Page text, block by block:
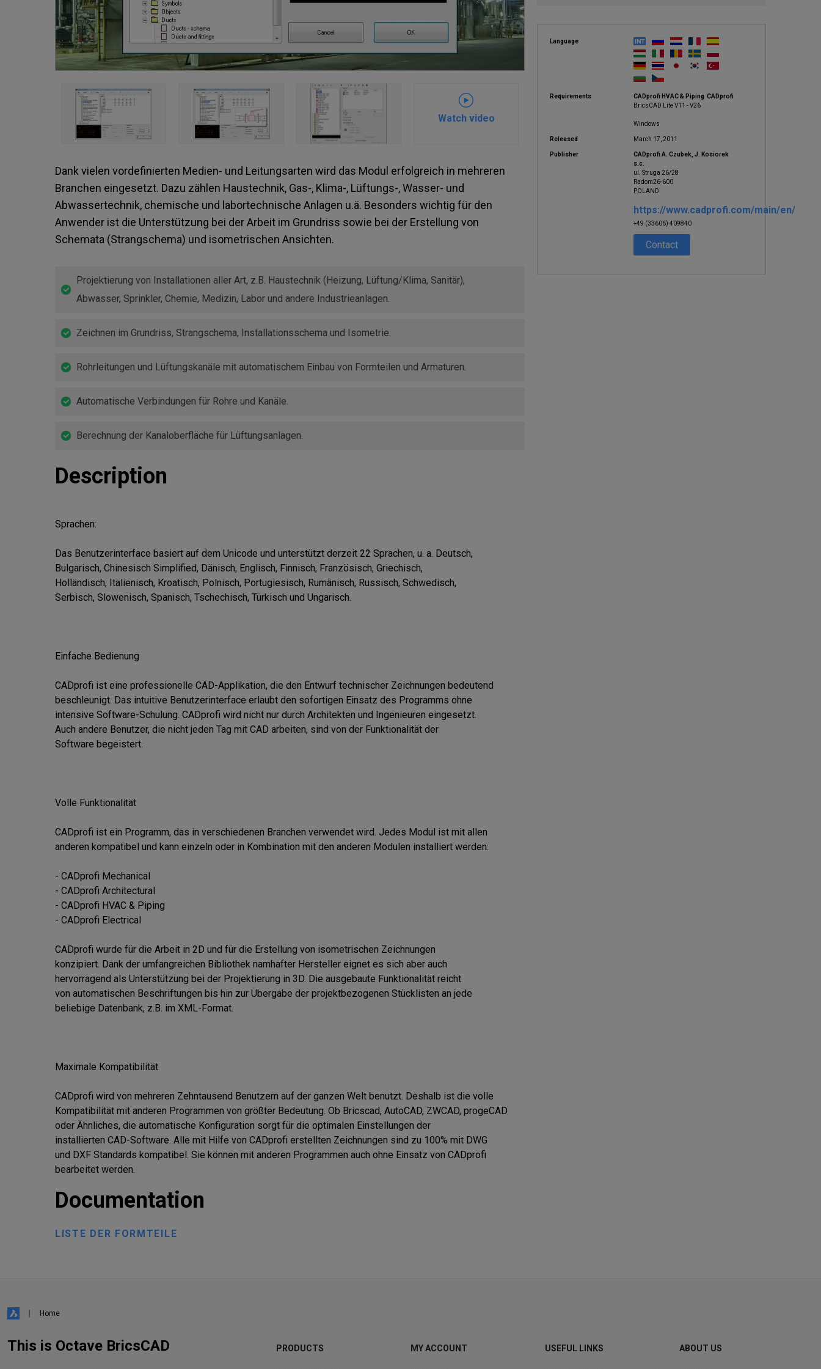
Watch video
Dank vielen vordefinierten Medien- und Leitungsarten wird das Modul erfolgreich in mehreren
Branchen eingesetzt. Dazu zählen Haustechnik, Gas-, Klima-, Lüftungs-, Wasser- und
Abwassertechnik, chemische und labortechnische Anlagen u.ä. Besonders wichtig für den
Anwender ist die Unterstützung bei der Arbeit im Grundriss sowie bei der Erstellung von
Schemata (Strangschema) und isometrischen Ansichten.
Projektierung von Installationen aller Art, z.B. Haustechnik (Heizung, Lüftung/Klima, Sanitär),
Abwasser, Sprinkler, Chemie, Medizin, Labor und andere Industrieanlagen.
Zeichnen im Grundriss, Strangschema, Installationsschema und Isometrie.
Rohrleitungen und Lüftungskanäle mit automatischem Einbau von Formteilen und Armaturen.
Automatische Verbindungen für Rohre und Kanäle.
Berechnung der Kanaloberfläche für Lüftungsanlagen.
Description
Sprachen:
Das Benutzerinterface basiert auf dem Unicode und unterstützt derzeit 22 Sprachen, u. a. Deutsch,
Bulgarisch, Chinesisch Simplified, Dänisch, Englisch, Finnisch, Französisch, Griechisch,
Holländisch, Italienisch, Kroatisch, Polnisch, Portugiesisch, Rumänisch, Russisch, Schwedisch,
Serbisch, Slowenisch, Spanisch, Tschechisch, Türkisch und Ungarisch.
Einfache Bedienung
CADprofi ist eine professionelle CAD-Applikation, die den Entwurf technischer Zeichnungen bedeutend
beschleunigt. Das intuitive Benutzerinterface erlaubt den sofortigen Einsatz des Programms ohne
intensive Software-Schulung. CADprofi wird nicht nur durch Architekten und Ingenieuren eingesetzt.
Auch andere Benutzer, die nicht jeden Tag mit CAD arbeiten, sind von der Funktionalität der
Software begeistert.
Volle Funktionalität
CADprofi ist ein Programm, das in verschiedenen Branchen verwendet wird. Jedes Modul ist mit allen
anderen kompatibel und kann einzeln oder in Kombination mit den anderen Modulen installiert werden:
- CADprofi Mechanical
- CADprofi Architectural
- CADprofi HVAC & Piping
- CADprofi Electrical
CADprofi wurde für die Arbeit in 2D und für die Erstellung von isometrischen Zeichnungen
konzipiert. Dank der umfangreichen Bibliothek namhafter Hersteller eignet es sich aber auch
hervorragend als Unterstützung bei der Projektierung in 3D. Die ausgebaute Funktionalität reicht
von automatischen Beschriftungen bis hin zur Übergabe der projektbezogenen Stücklisten an jede
beliebige Datenbank, z.B. im XML-Format.
Maximale Kompatibilität
CADprofi wird von mehreren Zehntausend Benutzern auf der ganzen Welt benutzt. Deshalb ist die volle
Kompatibilität mit anderen Programmen von größter Bedeutung. Ob Bricscad, AutoCAD, ZWCAD, progeCAD
oder Ähnliches, die automatische Konfiguration sorgt für die optimalen Einstellungen der
installierten CAD-Software. Alle mit Hilfe von CADprofi erstellten Zeichnungen sind zu 100% mit DWG
und DXF Standards kompatibel. Sie können mit anderen Programmen auch ohne Einsatz von CADprofi
bearbeitet werden.
Documentation
LISTE DER FORMTEILE
Language
Requirements
CADprofi HVAC & Piping CADprofi
BricsCAD Lite V11 - V26
Windows
Released March 17, 2011
Publisher
CADprofi A. Czubek, J. Kosiorek
s.c.
ul. Struga 26/28
Radom26-600
POLAND
https://www.cadprofi.com/main/en/
+49 (33606) 409840
Contact
Home
This is Octave BricsCAD PRODUCTS MY ACCOUNT USEFUL LINKS ABOUT US